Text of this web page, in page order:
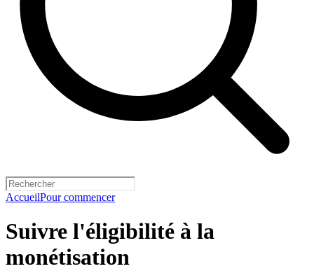
AccueilPour commencer
Suivre l'éligibilité à la
monétisation